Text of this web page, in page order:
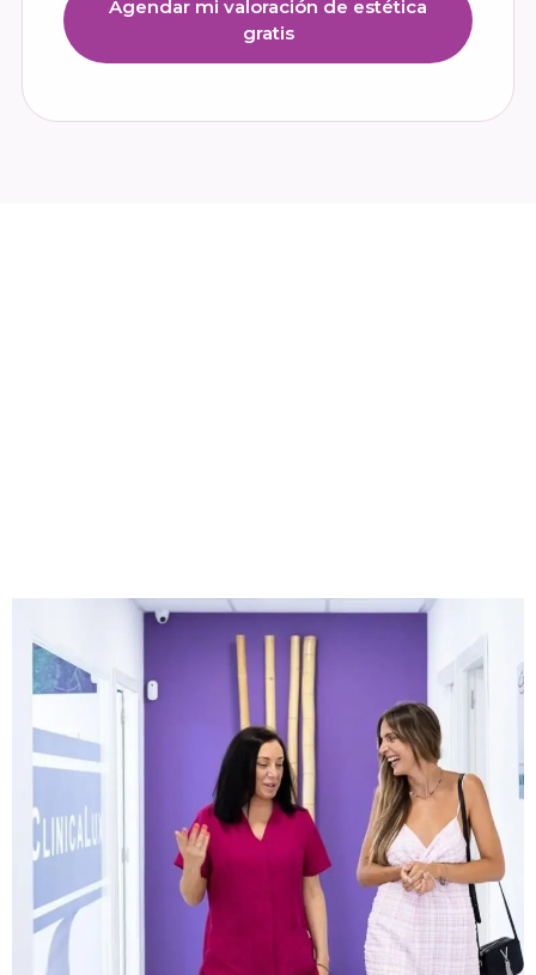
Agendar mi valoración de estética
gratis